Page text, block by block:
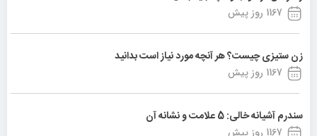
1167 روز پیش
زن ستیزی چیست؟ هر آنچه مورد نیاز است بدانید
1167 روز پیش
سندرم آشیانه خالی: 5 علامت و نشانه آن
1167 روز پیش